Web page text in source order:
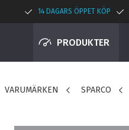
14 DAGARS ÖPPET KÖP
PRODUKTER
VARUMÄRKEN SPARCO